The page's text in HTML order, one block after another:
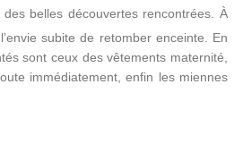
belles découvertes rencontrées. À
subite de retomber enceinte. En
sont ceux des vêtements maternité,
immédiatement, enfin les miennes